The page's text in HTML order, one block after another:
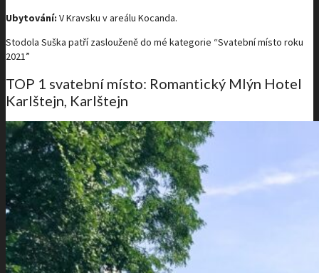
Ubytování: V Kravsku v areálu Kocanda.
Stodola Suška patří zaslouženě do mé kategorie “Svatební místo roku
2021”
TOP 1 svatební místo: Romantický Mlýn Hotel
Karlštejn, Karlštejn